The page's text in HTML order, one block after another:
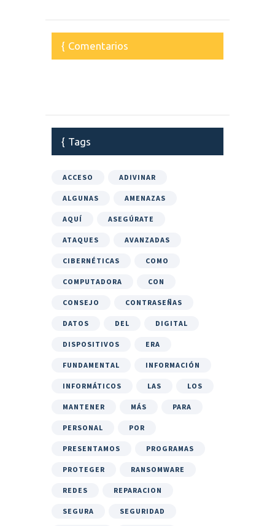
Comentarios
Tags
ACCESO ADIVINAR
ALGUNAS AMENAZAS
AQUÍ ASEGÚRATE
ATAQUES AVANZADAS
CIBERNÉTICAS COMO
COMPUTADORA CON
CONSEJO CONTRASEÑAS
DATOS DEL DIGITAL
DISPOSITIVOS ERA
FUNDAMENTAL INFORMACIÓN
INFORMÁTICOS LAS LOS
MANTENER MÁS PARA
PERSONAL POR
PRESENTAMOS PROGRAMAS
PROTEGER RANSOMWARE
REDES REPARACION
SEGURA SEGURIDAD